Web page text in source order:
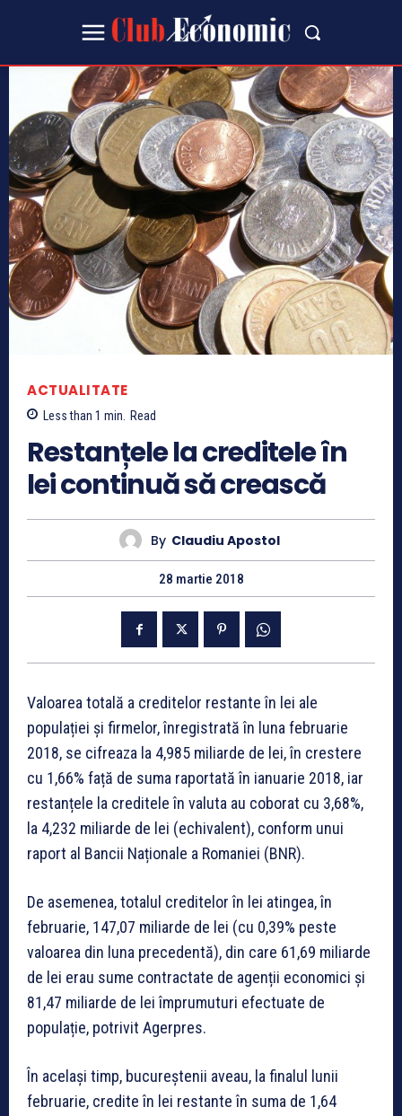
ACTUALITATE
Less than 1 min. Read
Restanțele la creditele în
lei continuă să crească
By Claudiu Apostol
28 martie 2018
Valoarea totală a creditelor restante în lei ale
populației și firmelor, înregistrată în luna februarie
2018, se cifreaza la 4,985 miliarde de lei, în crestere
cu 1,66% față de suma raportată în ianuarie 2018, iar
restanțele la creditele în valuta au coborat cu 3,68%,
la 4,232 miliarde de lei (echivalent), conform unui
raport al Bancii Naționale a Romaniei (BNR).
De asemenea, totalul creditelor în lei atingea, în
februarie, 147,07 miliarde de lei (cu 0,39% peste
valoarea din luna precedentă), din care 61,69 miliarde
de lei erau sume contractate de agenții economici și
81,47 miliarde de lei împrumuturi efectuate de
populație, potrivit Agerpres.
În același timp, bucureștenii aveau, la finalul lunii
februarie, credite în lei restante în suma de 1,64